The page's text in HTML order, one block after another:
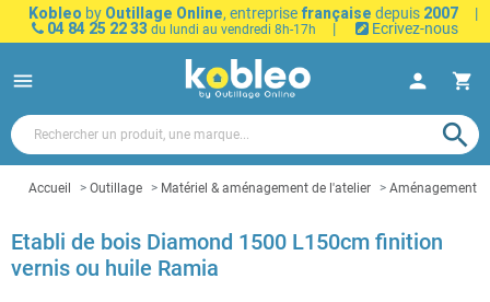
Kobleo by Outillage Online, entreprise française depuis 2007
|
04 84 25 22 33 du lundi au vendredi 8h-17h | Ecrivez-nous
menu person shopping_cart
search
Accueil Outillage Matériel & aménagement de l'atelier Aménagement
Etabli de bois Diamond 1500 L150cm finition
vernis ou huile Ramia